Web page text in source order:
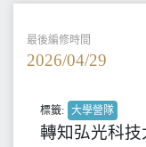
最後編修時間
2026/04/29
標籤: 大學營隊
轉知弘光科技